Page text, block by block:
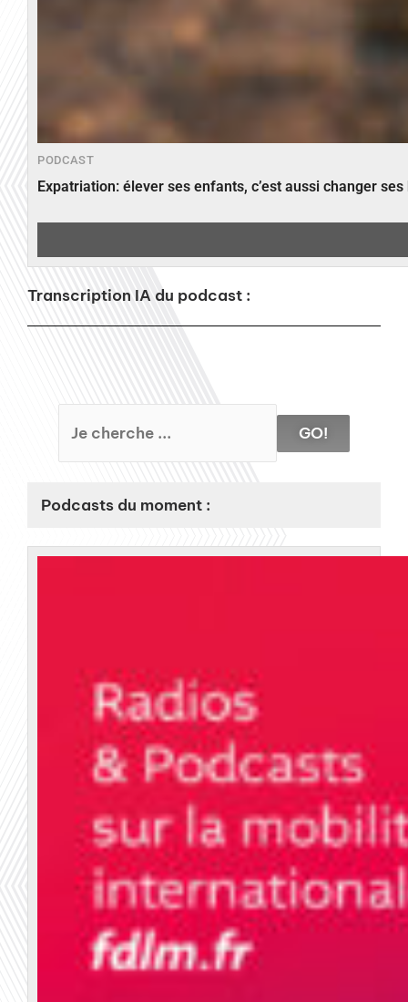
PODCAST
Expatriation: élever ses enfants, c’est aussi changer
Transcription IA du podcast :
GO!
Podcasts du moment :